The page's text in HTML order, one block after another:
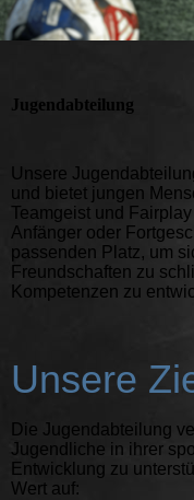
Jugendabteilung
Unsere
und bietet jungen
Teamgeist und
Anfänger oder
passenden Platz, um
Freundschaften zu
Kompetenzen zu
Unsere
Die Jugendabteilung
Jugendliche in ihrer
Entwicklung zu
Wert auf: